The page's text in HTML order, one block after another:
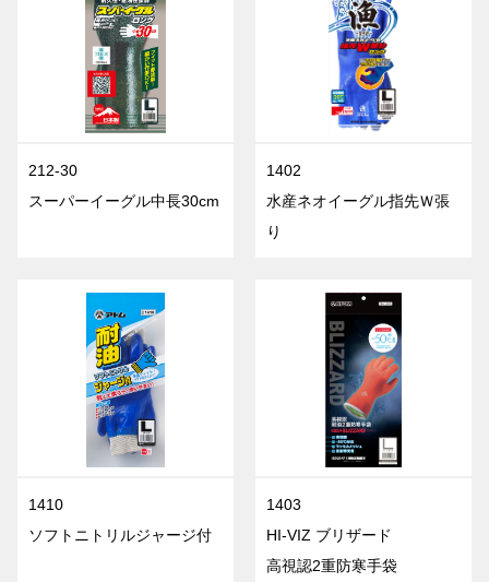
212-30
スーパーイーグル中長30cm
1402
水産ネオイーグル指先Ｗ張
り
1410
ソフトニトリルジャージ付
1403
HI-VIZ ブリザード
高視認2重防寒手袋